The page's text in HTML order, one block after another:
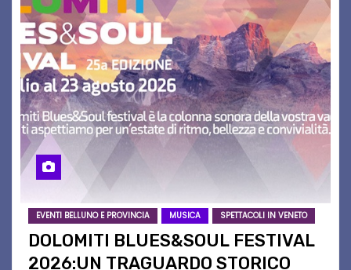
EVENTI BELLUNO E PROVINCIA MUSICA SPETTACOLI IN VENETO
DOLOMITI BLUES&SOUL FESTIVAL
2026:UN TRAGUARDO STORICO